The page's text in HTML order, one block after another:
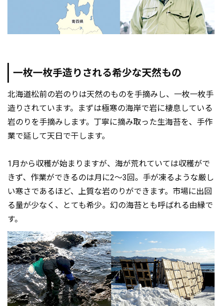
一枚一枚手造りされる希少な天然もの
北海道松前の岩のりは天然のものを手摘みし、一枚一枚手
造りされています。まずは極寒の海岸で岩に棲息している
岩のりを手摘みします。丁寧に摘み取った生海苔を、手作
業で延して天日で干します。
1月から収穫が始まりますが、海が荒れていては収穫がで
きず、作業ができるのは月に2～3回。手が凍るような厳し
い寒さであるほど、上質な岩のりができます。市場に出回
る量が少なく、とても希少。幻の海苔とも呼ばれる由縁で
す。